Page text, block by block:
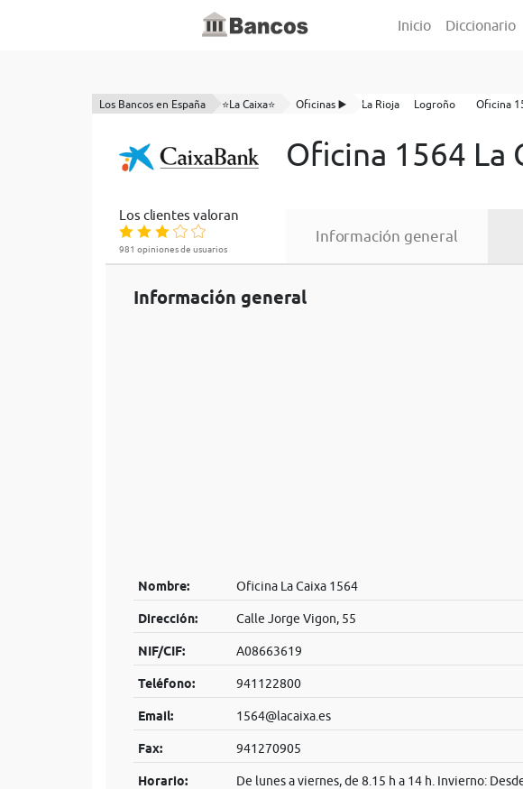
Inicio Diccionario
Los Bancos en España ⭐La Caixa⭐ Oficinas ▶️ La Rioja Logroño Oficina
Oficina 1564 La
Los clientes valoran
981 opiniones de usuarios
Información general
Información general
Nombre: Oficina La Caixa 1564
Dirección: Calle Jorge Vigon, 55
NIF/CIF: A08663619
Teléfono: 941122800
Email: 1564@lacaixa.es
Fax: 941270905
Horario:
De lunes a viernes, de 8.15 h a 14 h. Invierno: